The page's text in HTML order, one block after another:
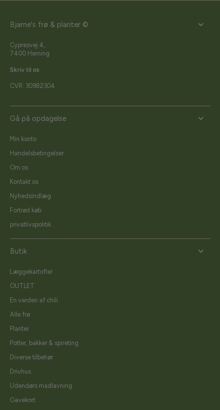
Bjarne's frø & planter ©
Cypresvej 4,
7400 Herning
Skriv til os
CVR: 30982304
Gå på opdagelse
Min konto
Handelsbetingelser
Om os
Kontakt os
Nyhedsindlæg
Fortrød køb
privatlivspolitik
Butik
Læggekartofler
OUTLET
En verden af chili
Alle frø
Planter
Potter, bakker & spireting
Diverse tilbehør
Drivhus
Udendørs madlavning
Gavekort